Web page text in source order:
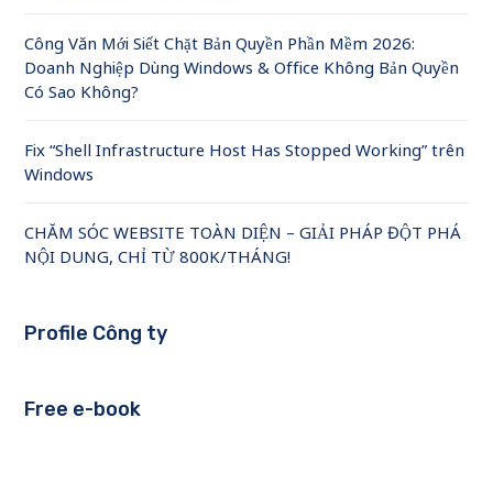
Công Văn Mới Siết Chặt Bản Quyền Phần Mềm 2026:
Doanh Nghiệp Dùng Windows & Office Không Bản Quyền
Có Sao Không?
Fix “Shell Infrastructure Host Has Stopped Working” trên
Windows
CHĂM SÓC WEBSITE TOÀN DIỆN – GIẢI PHÁP ĐỘT PHÁ
NỘI DUNG, CHỈ TỪ 800K/THÁNG!
Profile Công ty
Free e-book